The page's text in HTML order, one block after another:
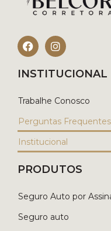
INSTITUCIONAL
Trabalhe Conosco
Perguntas Frequentes
Institucional
PRODUTOS
Seguro Auto por
Seguro auto